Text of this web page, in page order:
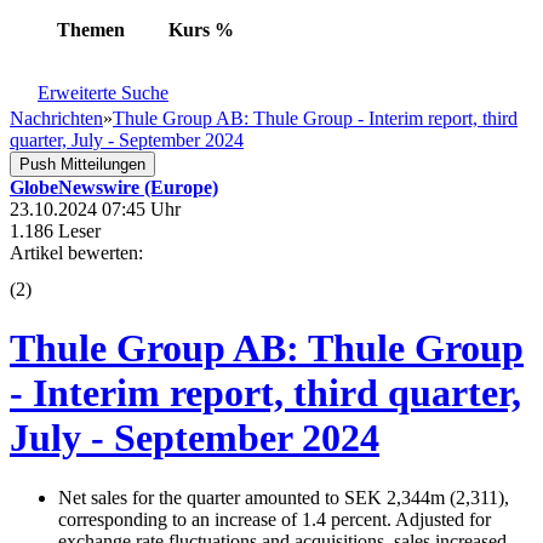
Themen Kurs %
Erweiterte Suche
Nachrichten»Thule Group AB: Thule Group - Interim report, third
quarter, July - September 2024
Push Mitteilungen
GlobeNewswire (Europe)
23.10.2024 07:45 Uhr
1.186 Leser
Artikel bewerten:
(2)
Thule Group AB: Thule Group
- Interim report, third quarter,
July - September 2024
Net sales for the quarter amounted to SEK 2,344m (2,311),
corresponding to an increase of 1.4 percent. Adjusted for